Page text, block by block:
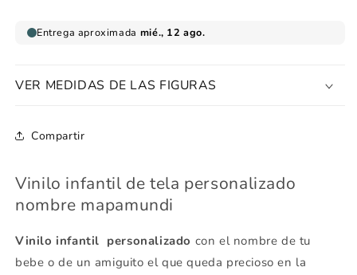
VER MEDIDAS DE LAS FIGURAS
Compartir
Vinilo infantil de tela personalizado
nombre mapamundi
Vinilo infantil personalizado con el nombre de tu
bebe o de un amiguito el que queda precioso en la